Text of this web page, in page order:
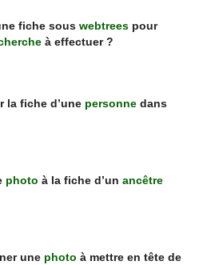
fiche souswebtrees pour
à effectuer ?
la fiche d’une personne dans
photo à la fiche d’unancêtre
une photo à mettre en tête de